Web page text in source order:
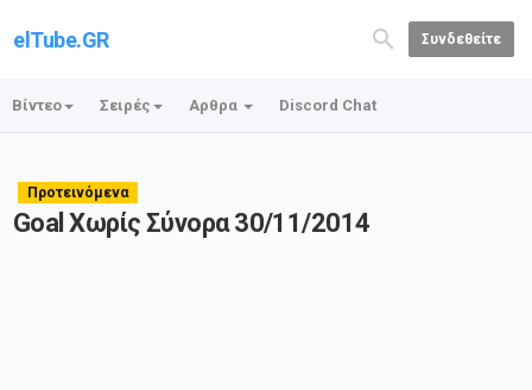
elTube.GR Συνδεθείτε
Βίντεο Σειρές Αρθρα Discord Chat
Προτεινόμενα
Goal Χωρίς Σύνορα 30/11/2014